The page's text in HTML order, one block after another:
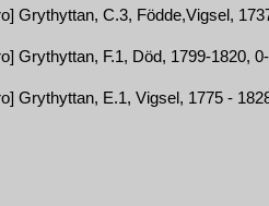
Grythyttan, C.3, Födde,Vigsel,
Grythyttan, F.1, Död, 1799-1820,
Grythyttan, E.1, Vigsel, 1775 -